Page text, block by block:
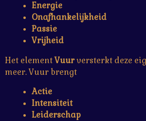
Energie
Onafhankelijkheid
Passie
Vrijheid
Het elementVuurversterkt deze
meer. Vuur brengt
Actie
Intensiteit
Leiderschap